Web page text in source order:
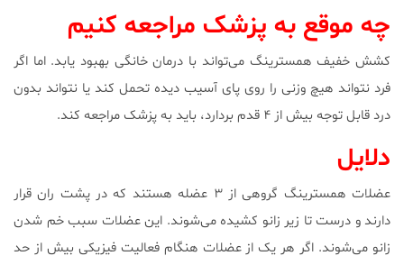
چه موقع به پزشک مراجعه کنیم
کشش خفیف همسترینگ می‌تواند با درمان خانگی بهبود یابد. اما اگر
فرد نتواند هیچ وزنی را روی پای آسیب دیده تحمل کند یا نتواند بدون
درد قابل توجه بیش از ۴ قدم بردارد، باید به پزشک مراجعه کند.
دلایل
عضلات همسترینگ گروهی از ۳ عضله هستند که در پشت ران قرار
دارند و درست تا زیر زانو کشیده می‌شوند. این عضلات سبب خم شدن
زانو می‌شوند. اگر هر یک از عضلات هنگام فعالیت فیزیکی بیش از حد